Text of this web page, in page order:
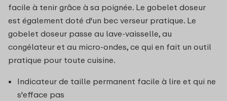
facile à tenir grâce à sa poignée. Le gobelet doseur
est également doté d'un bec verseur pratique. Le
gobelet doseur passe au lave-vaisselle, au
congélateur et au micro-ondes, ce qui en fait un outil
pratique pour toute cuisine.
Indicateur de taille permanent facile à lire et qui ne
s'efface pas